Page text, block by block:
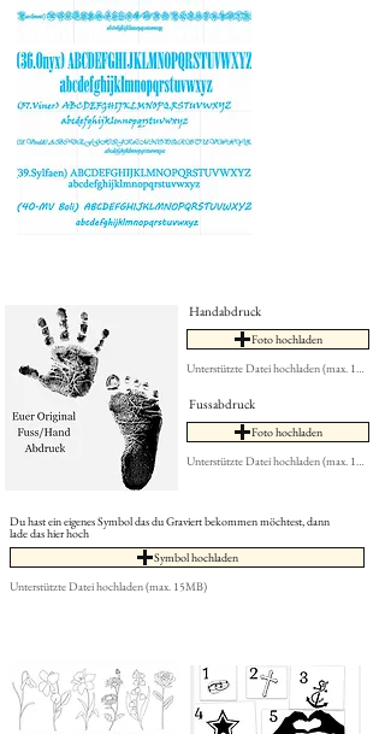
Handabdruck
Foto hochladen
Unterstützte Datei hochladen (max. 15MB)
Fussabdruck
Foto hochladen
Unterstützte Datei hochladen (max. 15MB)
Du hast ein eigenes Symbol das du Graviert bekommen möchtest, dann
lade das hier hoch
Symbol hochladen
Unterstützte Datei hochladen (max. 15MB)